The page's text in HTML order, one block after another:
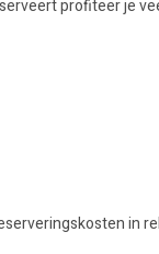
profiteer je
in